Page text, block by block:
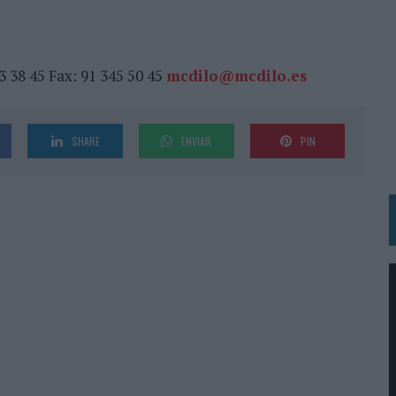
INSPIRADA EN CORNETTO, CALIPPO Y SOLERO
GESTIÓN DE SUS RELACIONES CON LOS MEDIOS
EN SU ÚLTIMA CAMPAÑA INTERNACIONAL
MARCA A LARGO PLAZO Y LA MEDICIÓN SON DOS CARAS DE LA MISMA
45 Fax: 91 345 50 45 mcdilo@mcdilo.es
SHARE ENVIAR PIN